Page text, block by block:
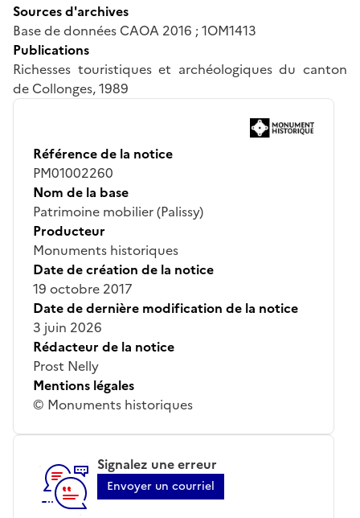
Sources d'archives
Base de données CAOA 2016 ; 1OM1413
Publications
Richesses touristiques et archéologiques du canton
de Collonges, 1989
Référence de la notice
PM01002260
Nom de la base
Patrimoine mobilier (Palissy)
Producteur
Monuments historiques
Date de création de la notice
19 octobre 2017
Date de dernière modification de la notice
3 juin 2026
Rédacteur de la notice
Prost Nelly
Mentions légales
© Monuments historiques
Signalez une erreur
Envoyer un courriel